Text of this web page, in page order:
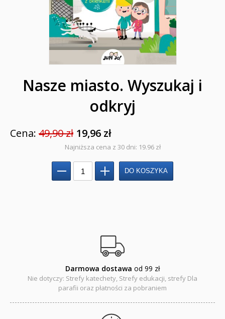
Biblie dla najmłodszych
Encyklopedie i leksykony
Ikonopisarstwo
Modlitewniki
Pierwsza Komunia Święta
Biblie na I Komunię Świętą
Pamiątki pierwszokomunijne
Pomoce duszpasterskie i homiletyczne
Pomoce katechetyczne
Nasze miasto. Wyszukaj i
odkryj
Cena: 49,90 zł 19,96 zł
Najniższa cena z 30 dni: 19.96 zł
Darmowa dostawa od 99 zł
Nie dotyczy: Strefy katechety, Strefy edukacji, strefy Dla
parafii oraz płatności za pobraniem